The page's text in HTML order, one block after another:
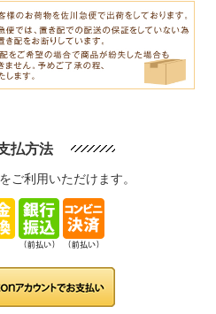
払方法
ご利用いただけます。